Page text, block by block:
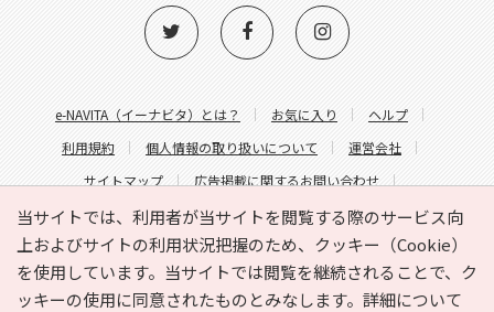
当サイトでは、利用者が当サイトを閲覧する際のサービス向
上およびサイトの利用状況把握のため、クッキー（Cookie）
を使用しています。当サイトでは閲覧を継続されることで、ク
ッキーの使用に同意されたものとみなします。詳細について
e-NAVITA（イーナビタ）とは？ お気に入り
ヘルプ
利用規約
個人情報の取り扱いについて
運営会社
サイトマップ
広告掲載に関するお問い合わせ
サイトの内容に関するお問い合わせ